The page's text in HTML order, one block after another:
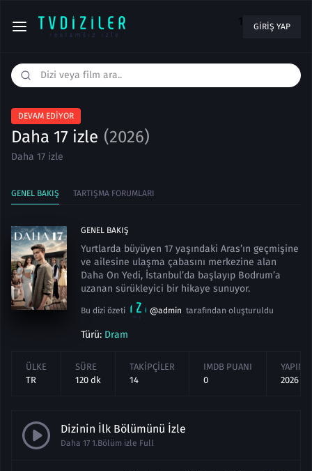
1 GIRIŞ YAP
DEVAM EDIYOR
Daha 17 izle (2026)
Daha 17 izle
GENEL BAKIŞ TARTIŞMA FORUMLARI
GENEL BAKIŞ
Yurtlarda büyüyen 17 yaşındaki Aras’ın geçmişine
ve ailesine ulaşma çabasını merkezine alan
Daha On Yedi, İstanbul’da başlayıp Bodrum’a
uzanan sürükleyici bir hikaye sunuyor.
Bu dizi özeti @admin tarafından oluşturuldu
Türü: Dram
ÜLKE
TR
SÜRE
120 dk
TAKIPÇILER
14
IMDB PUANI
0
YAPIM
2026
Dizinin İlk Bölümünü İzle
Daha 17 1.Bölüm izle Full